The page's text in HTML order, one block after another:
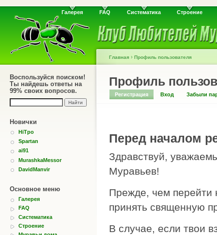
Галерея FAQ Систематика Строение
Воспользуйся поиском!
Ты найдешь ответы на
99% своих вопросов.
Новички
HiTpo
Spartan
ai91
MurashkaMessor
DavidManvir
Основное меню
Галерея
FAQ
Систематика
Строение
Главная › Профиль пользователя
Профиль
Регистрация Вход Забыли
Перед началом
Здравствуй,
Муравьев!
Прежде, чем перейти
принять священную
В случае, если твои